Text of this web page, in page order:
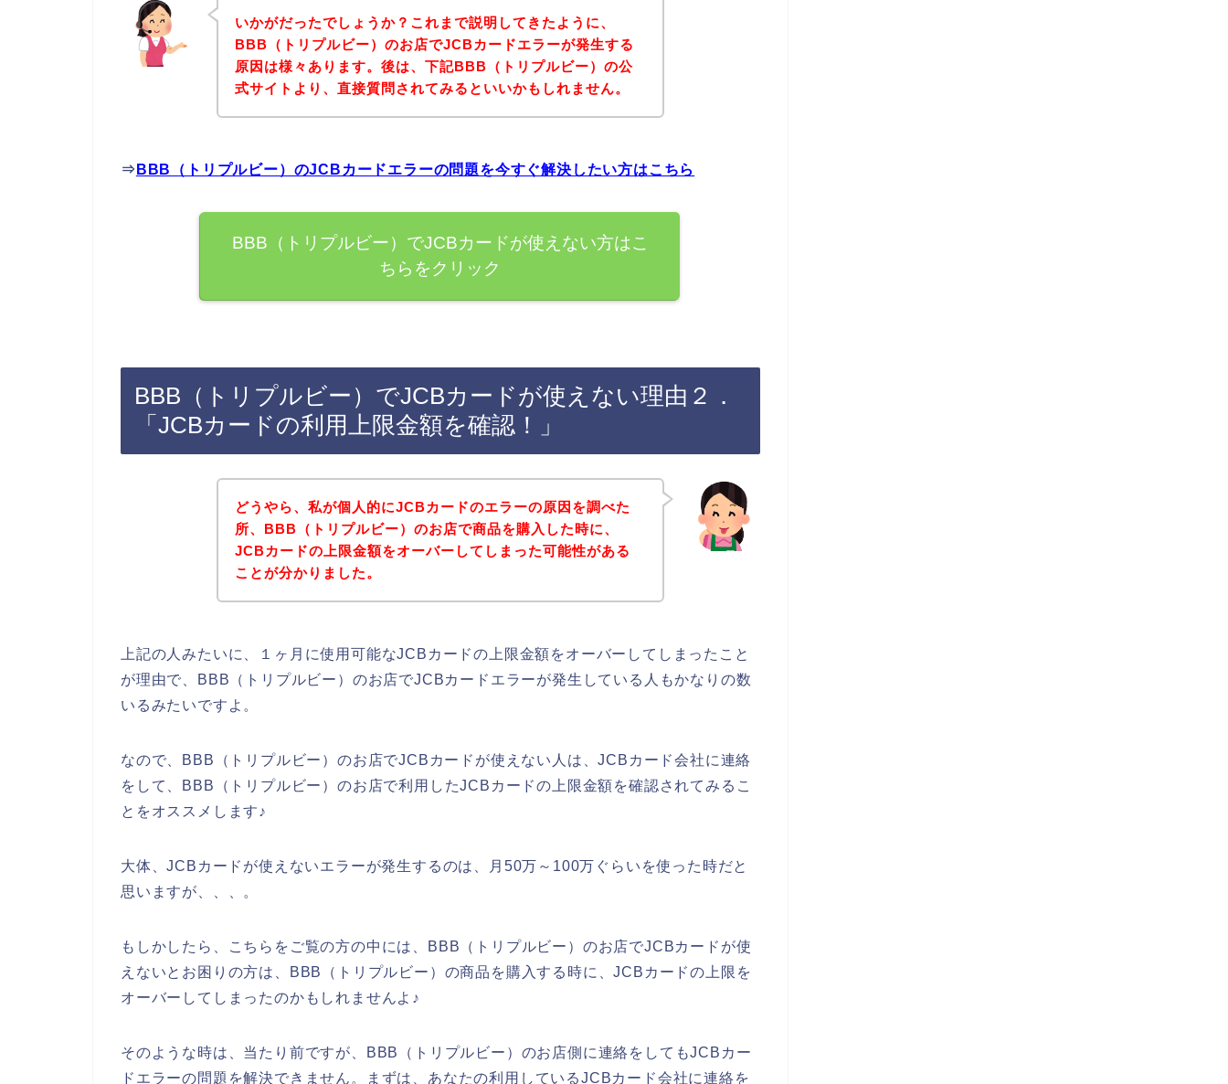
いかがだったでしょうか？これまで説明してきたように、
BBB（トリプルビー）のお店でJCBカードエラーが発生する
原因は様々あります。後は、下記BBB（トリプルビー）の公
式サイトより、直接質問されてみるといいかもしれません。
⇒ BBB（トリプルビー）のJCBカードエラーの問題を今すぐ解決したい方はこちら
BBB（トリプルビー）でJCBカードが使えない方はこ
ちらをクリック
BBB（トリプルビー）でJCBカードが使えない理由２．
「JCBカードの利用上限金額を確認！」
どうやら、私が個人的にJCBカードのエラーの原因を調べた
所、BBB（トリプルビー）のお店で商品を購入した時に、
JCBカードの上限金額をオーバーしてしまった可能性がある
ことが分かりました。
上記の人みたいに、１ヶ月に使用可能なJCBカードの上限金額をオーバーしてしまったこと
が理由で、BBB（トリプルビー）のお店でJCBカードエラーが発生している人もかなりの数
いるみたいですよ。
なので、BBB（トリプルビー）のお店でJCBカードが使えない人は、JCBカード会社に連絡
をして、BBB（トリプルビー）のお店で利用したJCBカードの上限金額を確認されてみるこ
とをオススメします♪
大体、JCBカードが使えないエラーが発生するのは、月50万～100万ぐらいを使った時だと
思いますが、、、。
もしかしたら、こちらをご覧の方の中には、BBB（トリプルビー）のお店でJCBカードが使
えないとお困りの方は、BBB（トリプルビー）の商品を購入する時に、JCBカードの上限を
オーバーしてしまったのかもしれませんよ♪
そのような時は、当たり前ですが、BBB（トリプルビー）のお店側に連絡をしてもJCBカー
ドエラーの問題を解決できません。まずは、あなたの利用しているJCBカード会社に連絡を